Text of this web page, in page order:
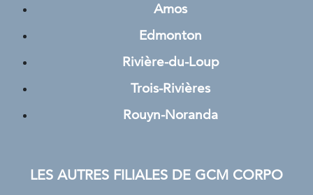
Amos
Edmonton
Rivière-du-Loup
Trois-Rivières
Rouyn-Noranda
LES AUTRES FILIALES DE GCM CORPO